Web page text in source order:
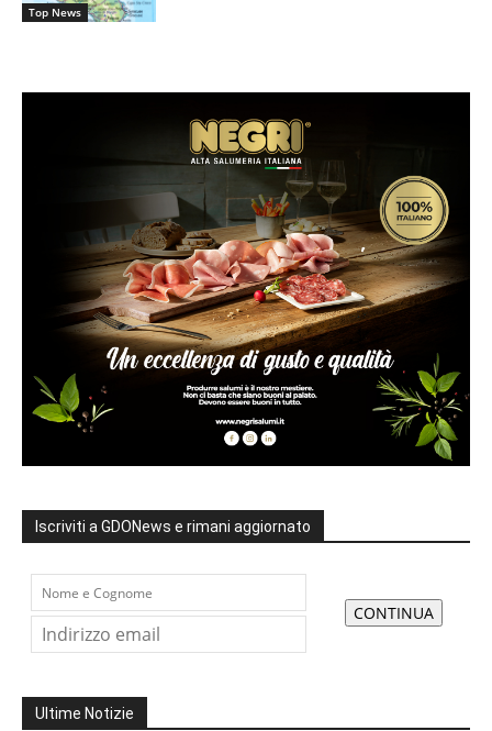
Top News
Iscriviti a GDONews e rimani aggiornato
Ultime Notizie